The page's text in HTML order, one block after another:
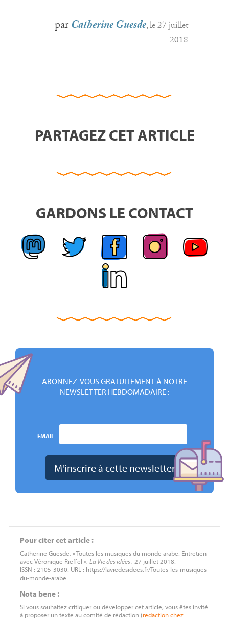
parCatherine Guesde, le 27 juillet
2018
PARTAGEZ CET ARTICLE
GARDONS LE CONTACT
ABONNEZ-VOUS GRATUITEMENT À NOTRE
NEWSLETTER HEBDOMADAIRE :
EMAIL
Pour citer cet article :
Catherine Guesde, « Toutes les musiques du monde arabe. Entretien
avec Véronique Rieffel », La Vie des idées, 27 juillet 2018.
ISSN : 2105-3030. URL : https://laviedesidees.fr/Toutes-les-musiques-
du-monde-arabe
Nota bene :
Si vous souhaitez critiquer ou développer cet article, vous êtes invité
à proposer un texte au comité de rédaction (redactionchez